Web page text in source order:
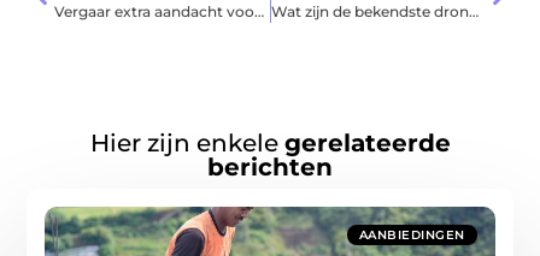
Vergaar extra aandacht voor uw product met foliedruk van dé expert in Gelderland Wat zijn de bekendste drones?
Hier zijn enkele gerelateerde
berichten
AANBIEDINGEN